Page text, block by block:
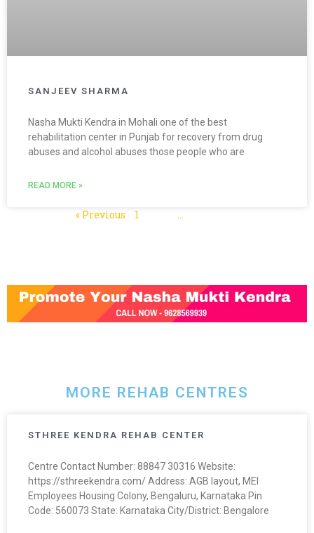
SANJEEV SHARMA
Nasha Mukti Kendra in Mohali one of the best
rehabilitation center in Punjab for recovery from drug
abuses and alcohol abuses those people who are
READ MORE »
« Previous 1 …
MORE REHAB CENTRES
STHREE KENDRA REHAB CENTER
Centre Contact Number: 88847 30316 Website:
https://sthreekendra.com/ Address: AGB layout, MEI
Employees Housing Colony, Bengaluru, Karnataka Pin
Code: 560073 State: Karnataka City/District: Bengalore